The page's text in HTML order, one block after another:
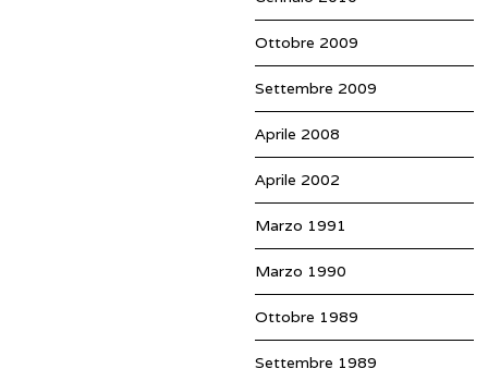
Ottobre 2009
Settembre 2009
Aprile 2008
Aprile 2002
Marzo 1991
Marzo 1990
Ottobre 1989
Settembre 1989